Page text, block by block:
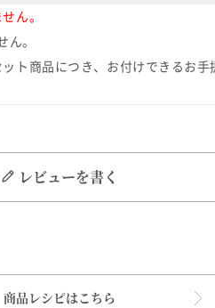
ん。
ん。
ト商品につき、お付けできるお
レビューを書く
商品レシピはこちら